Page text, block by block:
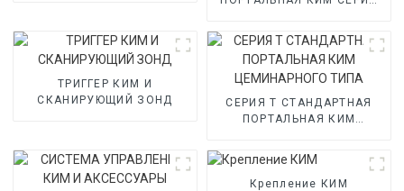
ТРИГГЕР КИМ И
СКАНИРУЮЩИЙ ЗОНД
СЕРИЯ T СТАНДАРТНАЯ
ПОРТАЛЬНАЯ КИМ
Крепление КИМ